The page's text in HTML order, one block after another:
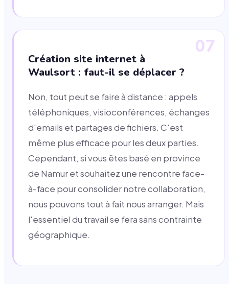
07
Création site internet à
Waulsort : faut-il se déplacer ?
Non, tout peut se faire à distance : appels
téléphoniques, visioconférences, échanges
d'emails et partages de fichiers. C'est
même plus efficace pour les deux parties.
Cependant, si vous êtes basé en province
de Namur et souhaitez une rencontre face-
à-face pour consolider notre collaboration,
nous pouvons tout à fait nous arranger. Mais
l'essentiel du travail se fera sans contrainte
géographique.